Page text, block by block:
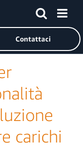
di Amazon Web
Contattaci
carichi